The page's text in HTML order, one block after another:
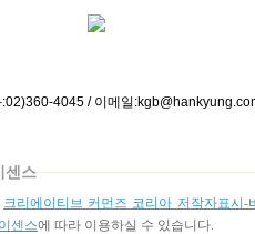
4045 / 이메일
센스
크리에이티브 커먼즈 코리아 저작자표시-
센스에 따라 이용하실 수 있습니다.